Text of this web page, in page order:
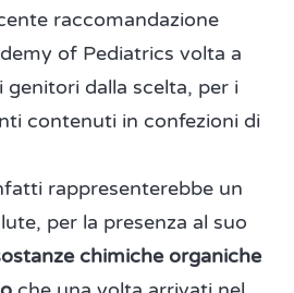
raccomandazione
of Pediatrics volta a
dalla scelta, per i
contenuti in confezioni di
rappresenterebbe un
per la presenza al suo
chimiche organiche